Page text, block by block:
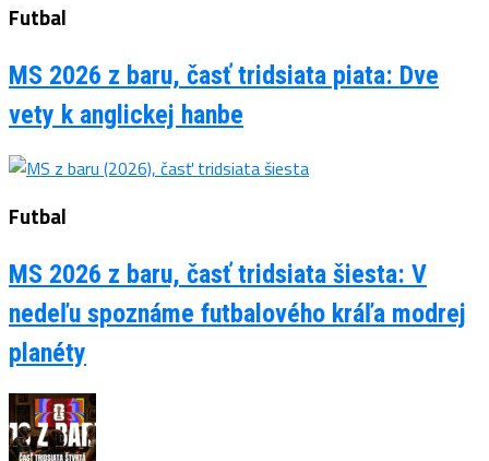
Futbal
MS 2026 z baru, časť tridsiata piata: Dve
vety k anglickej hanbe
Futbal
MS 2026 z baru, časť tridsiata šiesta: V
nedeľu spoznáme futbalového kráľa modrej
planéty